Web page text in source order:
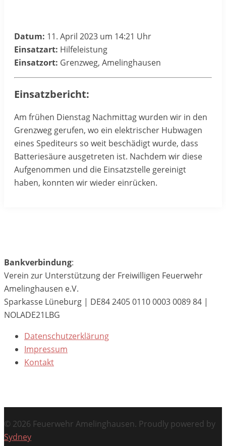
Datum: 11. April 2023 um 14:21 Uhr
Einsatzart: Hilfeleistung
Einsatzort: Grenzweg, Amelinghausen
Einsatzbericht:
Am frühen Dienstag Nachmittag wurden wir in den
Grenzweg gerufen, wo ein elektrischer Hubwagen
eines Spediteurs so weit beschädigt wurde, dass
Batteriesäure ausgetreten ist. Nachdem wir diese
Aufgenommen und die Einsatzstelle gereinigt
haben, konnten wir wieder einrücken.
Bankverbindung:
Verein zur Unterstützung der Freiwilligen Feuerwehr
Amelinghausen e.V.
Sparkasse Lüneburg | DE84 2405 0110 0003 0089 84 |
NOLADE21LBG
Datenschutzerklärung
Impressum
Kontakt
© 2026 Feuerwehr Amelinghausen. Proudly powered by
Sydney